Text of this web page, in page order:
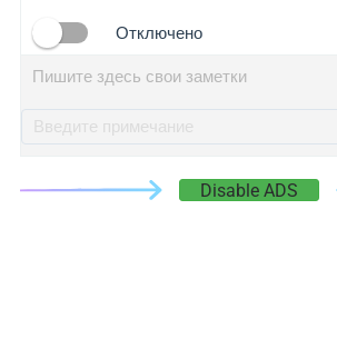
Отключено
Пишите здесь свои заметки
Disable ADS